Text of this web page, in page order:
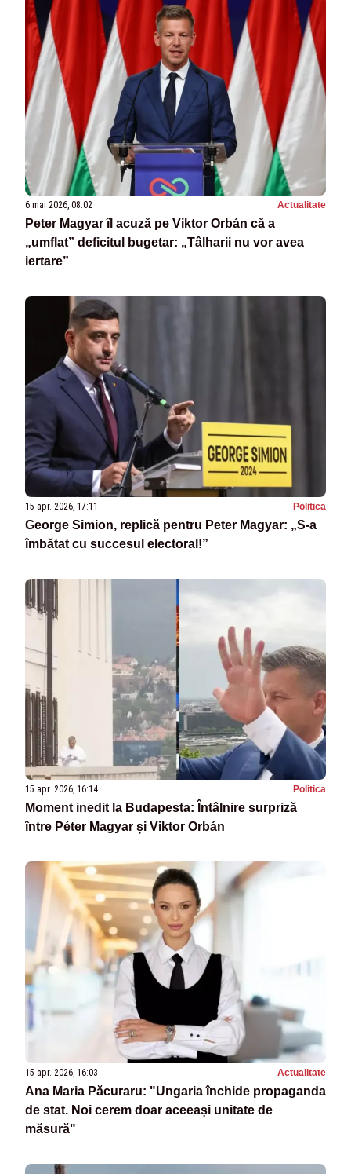
6 mai 2026, 08:02 Actualitate
Peter Magyar îl acuză pe Viktor Orbán că a
„umflat” deficitul bugetar: „Tâlharii nu vor avea
iertare”
15 apr. 2026, 17:11 Politica
George Simion, replică pentru Peter Magyar: „S-a
îmbătat cu succesul electoral!”
15 apr. 2026, 16:14 Politica
Moment inedit la Budapesta: Întâlnire surpriză
între Péter Magyar și Viktor Orbán
15 apr. 2026, 16:03 Actualitate
Ana Maria Păcuraru: "Ungaria închide propaganda
de stat. Noi cerem doar aceeași unitate de
măsură"